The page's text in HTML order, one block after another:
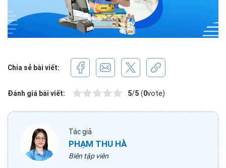
Chia sẻ bài viết:
Đánh giá bài viết: 5/5 (0vote)
Tác giả
PHẠM THU HÀ
Biên tập viên